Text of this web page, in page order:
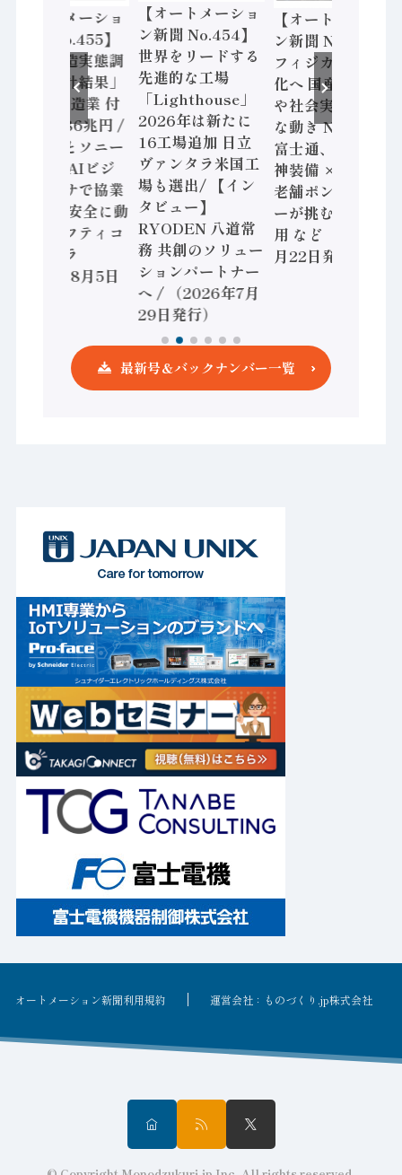
【オートメーショ
ン新聞 No.455】
「経済構造実態調
査二次集計結果」
2024年製造業 付
加価値額86兆円 /
三菱電機とソニー
セミコン AIビジ
ョンセンサで協業
/ IDEC、安全に動
かすセーフティコ
ントローラ
（2026年8月5日
【オートメーショ
ン新聞 No.454】
世界をリードする
先進的な工場
「Lighthouse」
2026年は新たに
16工場追加 日立
ヴァンタラ米国工
場も選出/ 【イン
タビュー】
RYODEN 八道常
務 共創のソリュー
ションパートナー
へ / （2026年7月
29日発行）
【オートメーショ
ン新聞 No.453】
フィジカルAI本格
化へ 国産AI開発
や社会実装に活発
な動き Noetra、
富士通、日立 / 兵
神装備 × HMS、
老舗ポンプメーカ
ーが挑むデータ活
用 など（2026年7
月22日発行）
最新号＆バックナンバー一覧
オートメーション新聞利用規約 運営会社：ものづくり.jp株式会社